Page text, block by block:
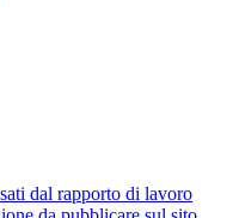
dal rapporto di lavoro